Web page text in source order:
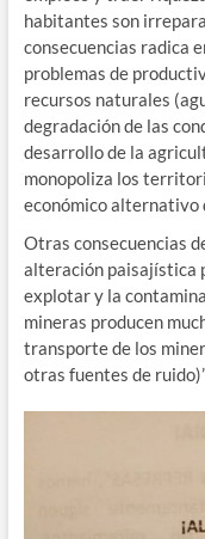
habitantes son
consecuencias radica
problemas de
recursos naturales
degradación de las
desarrollo de la
monopoliza los
económico alternativo
Otras consecuencias
alteración paisajística
explotar y la
mineras producen
transporte de los
otras fuentes de